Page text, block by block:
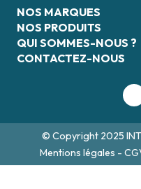
NOS MARQUES
NOS PRODUITS
QUI SOMMES-NOUS ?
CONTACTEZ-NOUS
© Copyright 2025
Mentions légales -